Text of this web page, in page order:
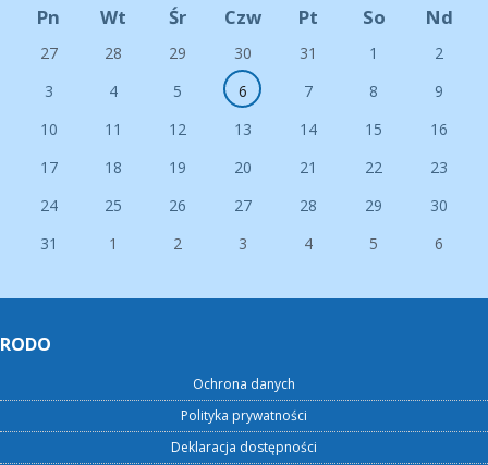
Pn Wt Śr Czw Pt So Nd
27 28 29 30 31 1
2
3
4 5 6 7 8
9
10
11 12 13 14 15
16
17
18 19 20 21 22
23
24
25 26 27 28 29
30
31
1 2 3 4 5 6
RODO
Ochrona danych
Polityka prywatności
Deklaracja dostępności